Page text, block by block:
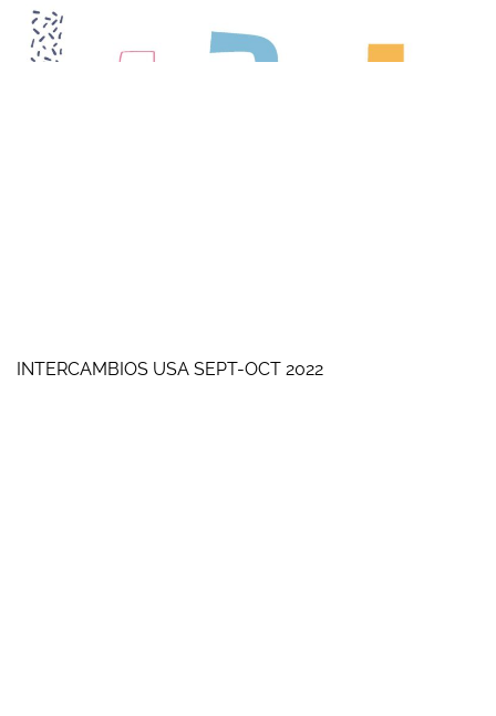
INTERCAMBIOS USA SEPT-OCT 2022